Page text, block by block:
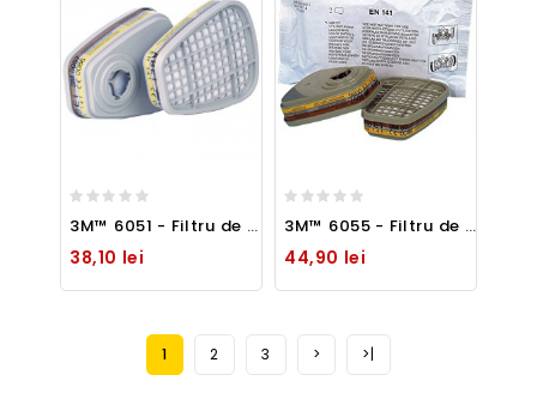
3M™ 6051 - Filtru de protectie A1 pentru mastile 3M din serile 6000 si 7500
38,10 lei
3M™ 6055 - Filtru de protectie A2 pentru mastile 3M din serile 6000 si 7500
44,90 lei
1 2 3 > >|